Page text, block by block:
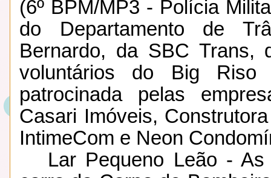
(6º BPM/MP3 - Polícia
do Departamento de
Bernardo, da SBC Trans,
voluntários do Big
patrocinada pelas
Casari Imóveis,
IntimeCom e Neon
Lar Pequeno Leão - As